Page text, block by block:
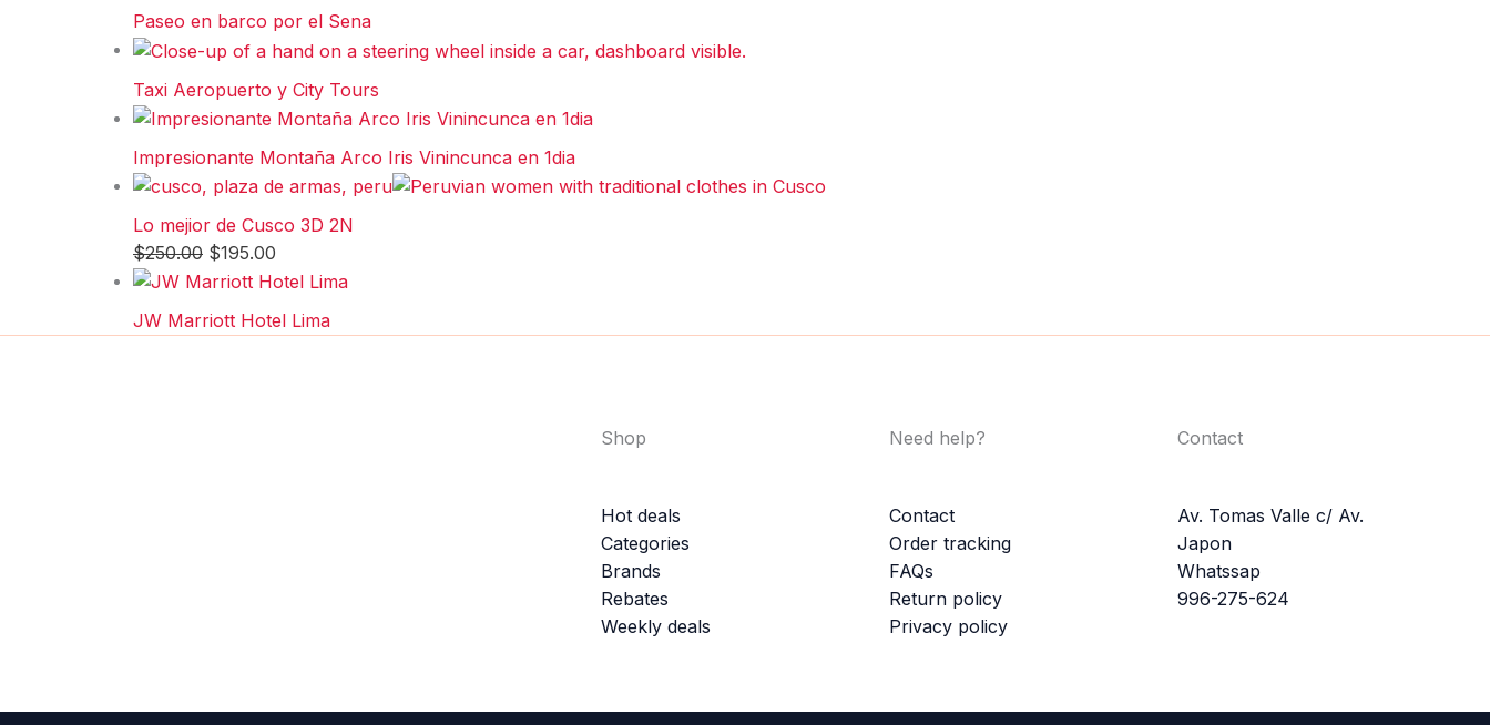
Paseo en barco por el Sena
Taxi Aeropuerto y City Tours
Impresionante Montaña Arco Iris Vinincunca en 1dia
Lo mejior de Cusco 3D 2N
$250.00 $195.00
JW Marriott Hotel Lima
Shop
Hot deals
Categories
Brands
Rebates
Weekly deals
Need help?
Contact
Order tracking
FAQs
Return policy
Privacy policy
Contact
Av. Tomas Valle c/ Av.
Japon
Whatssap
996-275-624